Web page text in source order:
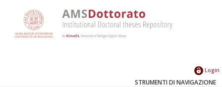
Login
STRUMENTI DI NAVIGAZIONE